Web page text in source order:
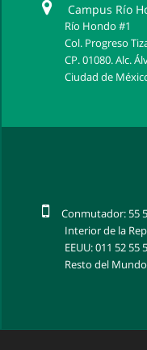
Campus Río
Río Hondo #1
Col. Progreso
CP. 01080. Alc.
Ciudad de
Conmutador: 55
Interior de la
EEUU: 011 52 55
Resto del